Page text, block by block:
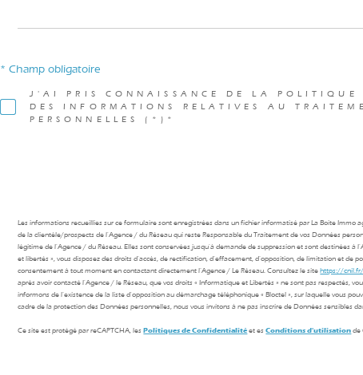
J'AI PRIS CONNAISSANCE DE LA POLITIQUE
DES INFORMATIONS RELATIVES AU
PERSONNELLES (*)*
* Champ obligatoire
Les informations recueillies sur ce formulaire sont enregistrées dans un fichier informatisé par La Boite Immo
de la clientèle/prospects de l'Agence / du Réseau qui reste Responsable du Traitement de vos Données
légitime de l'Agence / du Réseau. Elles sont conservées jusqu'à demande de suppression et sont destinées à
et libertés », vous disposez des droits d’accès, de rectification, d’effacement, d’opposition, de limitation et de
consentement à tout moment en contactant directement l’Agence / Le Réseau. Consultez le sitehttps://
après avoir contacté l'Agence / le Réseau, que vos droits « Informatique et Libertés » ne sont pas respectés,
informons de l’existence de la liste d'opposition au démarchage téléphonique « Bloctel », sur laquelle vous
cadre de la protection des Données personnelles, nous vous invitons à ne pas inscrire de Données sensibles
Ce site est protégé par reCAPTCHA, lesPolitiques de Confidentialité et esConditions d'utilisation de